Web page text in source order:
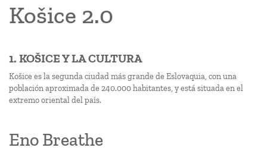
Košice 2.0
1. KOŠICE Y LA CULTURA
Košice es la segunda ciudad más grande de Eslovaquia, con una
población aproximada de 240.000 habitantes, y está situada en el
extremo oriental del país.
Eno Breathe